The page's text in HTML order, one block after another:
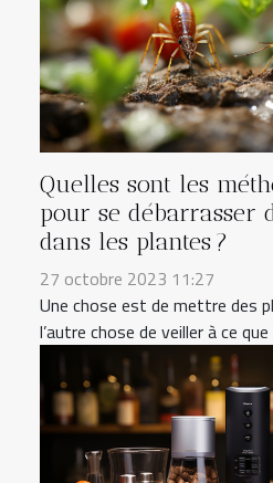
Quelles sont les
pour se débarrasser
dans les plantes ?
27 octobre 2023 11:27
Une chose est de mettre des
l’autre chose de veiller à ce